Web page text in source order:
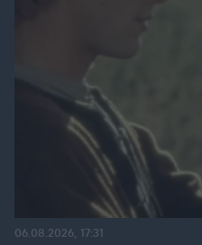
06.08.2026, 17:31